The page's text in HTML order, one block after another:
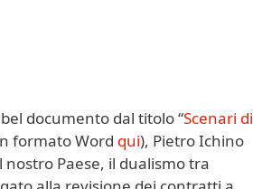
documento dal titolo “Scenari di
formato Word qui), Pietro Ichino
Paese, il dualismo tra